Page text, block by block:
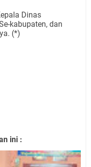
Dinas
kabupaten, dan
(*)
ini :